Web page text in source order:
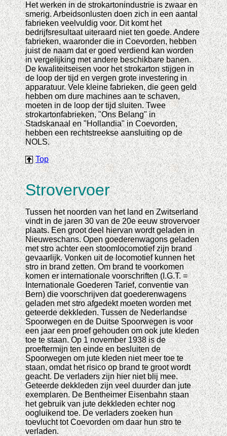
Het werken in de strokartonindustrie is zwaar en
smerig. Arbeidsonlusten doen zich in een aantal
fabrieken veelvuldig voor. Dit komt het
bedrijfsresultaat uiteraard niet ten goede. Andere
fabrieken, waaronder die in Coevorden, hebben
juist de naam dat er goed verdiend kan worden
in vergelijking met andere beschikbare banen.
De kwaliteitseisen voor het strokarton stijgen in
de loop der tijd en vergen grote investering in
apparatuur. Vele kleine fabrieken, die geen geld
hebben om dure machines aan te schaven,
moeten in de loop der tijd sluiten. Twee
strokartonfabrieken, "Ons Belang" in
Stadskanaal en "Hollandia" in Coevorden,
hebben een rechtstreekse aansluiting op de
NOLS.
Top
Strovervoer
Tussen het noorden van het land en Zwitserland
vindt in de jaren 30 van de 20e eeuw strovervoer
plaats. Een groot deel hiervan wordt geladen in
Nieuweschans. Open goederenwagons geladen
met stro achter een stoomlocomotief zijn brand
gevaarlijk. Vonken uit de locomotief kunnen het
stro in brand zetten. Om brand te voorkomen
komen er internationale voorschriften (I.G.T. =
Internationale Goederen Tarief, conventie van
Bern) die voorschrijven dat goederenwagens
geladen met stro afgedekt moeten worden met
geteerde dekkleden. Tussen de Nederlandse
Spoorwegen en de Duitse Spoorwegen is voor
een jaar een proef gehouden om ook jute kleden
toe te staan. Op 1 november 1938 is de
proeftermijn ten einde en besluiten de
Spoorwegen om jute kleden niet meer toe te
staan, omdat het risico op brand te groot wordt
geacht. De verladers zijn hier niet blij mee.
Geteerde dekkleden zijn veel duurder dan jute
exemplaren. De Bentheimer Eisenbahn staan
het gebruik van jute dekkleden echter nog
oogluikend toe. De verladers zoeken hun
toevlucht tot Coevorden om daar hun stro te
verladen.